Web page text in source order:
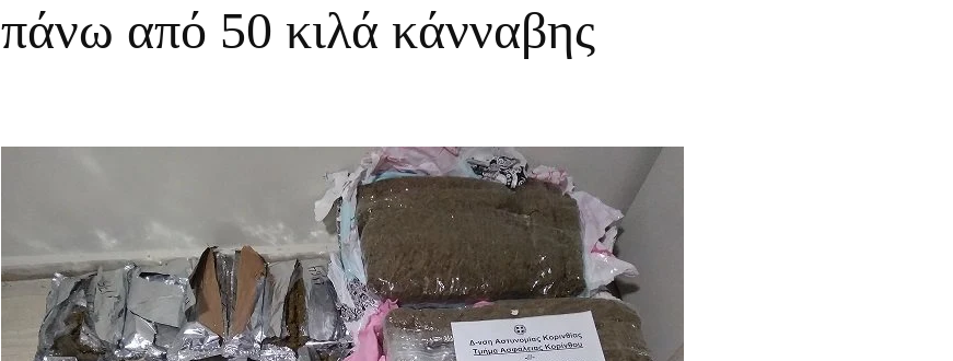
πάνω από 50 κιλά κάνναβης